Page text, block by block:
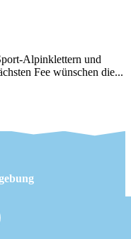
Alpinklettern und
Fee wünschen die...